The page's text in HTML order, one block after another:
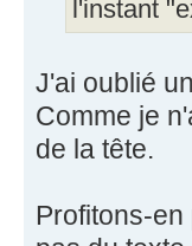
l'instant
J'ai oublié
Comme je
de la tête.
Profitons-